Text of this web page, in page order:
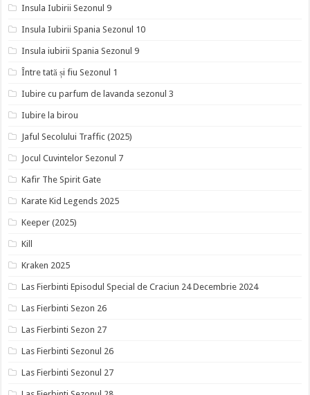
Insula Iubirii Sezonul 9
Insula Iubirii Spania Sezonul 10
Insula iubirii Spania Sezonul 9
Între tată și fiu Sezonul 1
Iubire cu parfum de lavanda sezonul 3
Iubire la birou
Jaful Secolului Traffic (2025)
Jocul Cuvintelor Sezonul 7
Kafir The Spirit Gate
Karate Kid Legends 2025
Keeper (2025)
Kill
Kraken 2025
Las Fierbinti Episodul Special de Craciun 24 Decembrie 2024
Las Fierbinti Sezon 26
Las Fierbinti Sezon 27
Las Fierbinti Sezonul 26
Las Fierbinti Sezonul 27